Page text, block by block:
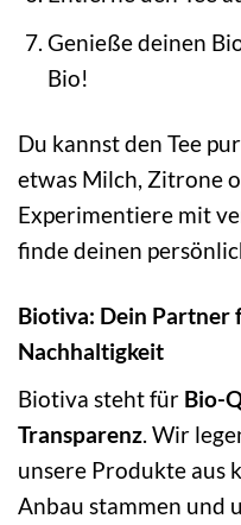
Genieße deinen
Bio!
Du kannst den Tee
etwas Milch, Zitrone
Experimentiere mit
finde deinen
Biotiva: Dein
Nachhaltigkeit
Biotiva steht für Bio-
Transparenz. Wir
unsere Produkte aus
Anbau stammen und